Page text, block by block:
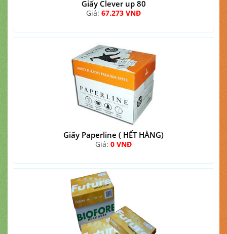
Giấy Clever up 80
Giá: 67.273 VNĐ
Giấy Paperline ( HẾT HÀNG)
Giá: 0 VNĐ